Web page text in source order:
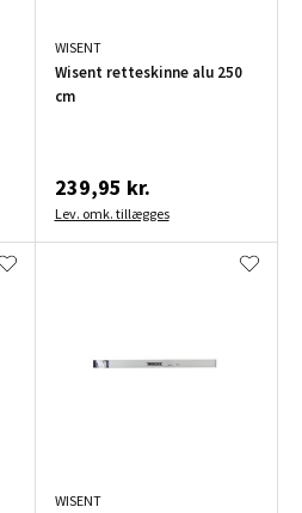
WISENT
Wisent retteskinne alu 250
cm
239,95 kr.
Lev. omk. tillægges
WISENT